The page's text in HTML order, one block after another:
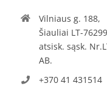
Vilniaus g. 188,
Šiauliai LT-
atsisk. sąsk.
AB.
+370 41 431514